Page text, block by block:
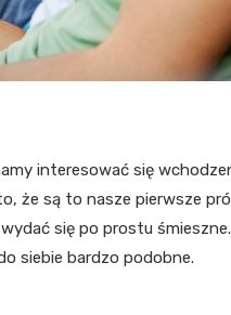
interesować się
że są to nasze pierwsze
się po prostu śmieszne.
siebie bardzo podobne.